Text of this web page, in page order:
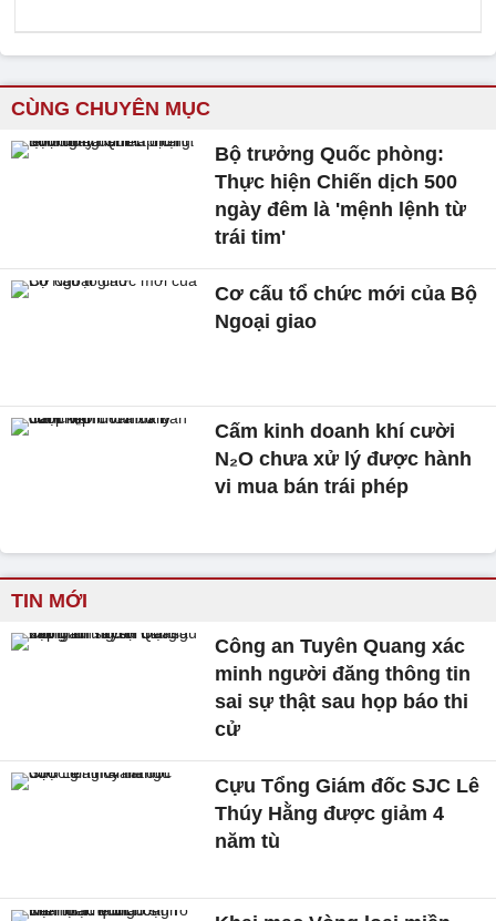
CÙNG CHUYÊN MỤC
Bộ trưởng Quốc phòng:
Thực hiện Chiến dịch 500
ngày đêm là 'mệnh lệnh từ
trái tim'
Cơ cấu tổ chức mới của Bộ
Ngoại giao
Cấm kinh doanh khí cười
N₂O chưa xử lý được hành
vi mua bán trái phép
TIN MỚI
Công an Tuyên Quang xác
minh người đăng thông tin
sai sự thật sau họp báo thi
cử
Cựu Tổng Giám đốc SJC Lê
Thúy Hằng được giảm 4
năm tù